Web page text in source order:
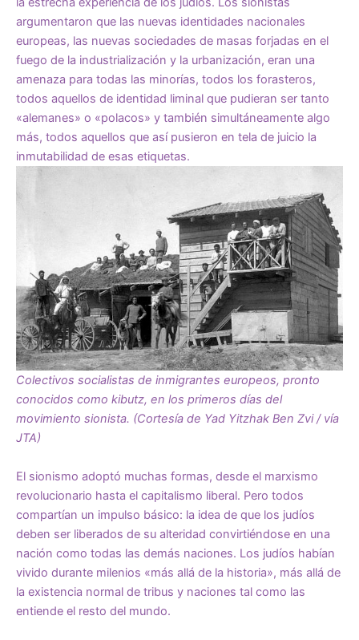
argumentaron que las nuevas identidades nacionales
europeas, las nuevas sociedades de masas forjadas en el
fuego de la industrialización y la urbanización, eran una
amenaza para todas las minorías, todos los forasteros,
todos aquellos de identidad liminal que pudieran ser tanto
«alemanes» o «polacos» y también simultáneamente algo
más, todos aquellos que así pusieron en tela de juicio la
inmutabilidad de esas etiquetas.
Colectivos socialistas de inmigrantes europeos, pronto
conocidos como kibutz, en los primeros días del
movimiento sionista. (Cortesía de Yad Yitzhak Ben Zvi / vía
JTA)
El sionismo adoptó muchas formas, desde el marxismo
revolucionario hasta el capitalismo liberal. Pero todos
compartían un impulso básico: la idea de que los judíos
deben ser liberados de su alteridad convirtiéndose en una
nación como todas las demás naciones. Los judíos habían
vivido durante milenios «más allá de la historia», más allá de
la existencia normal de tribus y naciones tal como las
entiende el resto del mundo.